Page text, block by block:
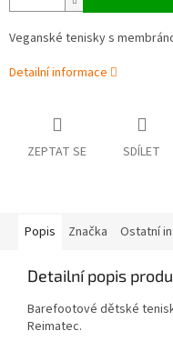
Veganské tenisky s
Detailní informace
ZEPTAT SE SDÍLET
Popis Značka Ostatní
Detailní popis
Barefootové dětské
Reimatec.